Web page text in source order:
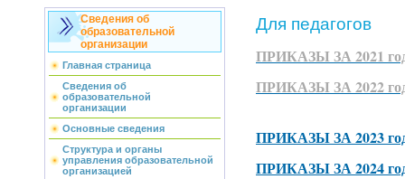
Сведения об
образовательной
организации
Главная страница
Сведения об
образовательной
организации
Основные сведения
Структура и органы
управления образовательной
организацией
Для педагогов
ПРИКАЗЫ ЗА 2021
ПРИКАЗЫ ЗА 2022
ПРИКАЗЫ ЗА 2023
ПРИКАЗЫ ЗА 2024